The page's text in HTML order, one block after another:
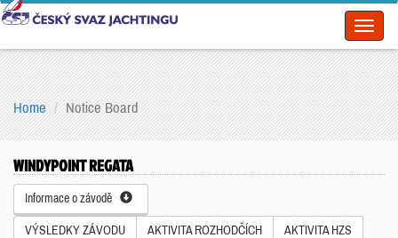
Home Notice Board
WINDYPOINT REGATA
Informace o závodě
VÝSLEDKY ZÁVODU AKTIVITA ROZHODČÍCH AKTIVITA HZS